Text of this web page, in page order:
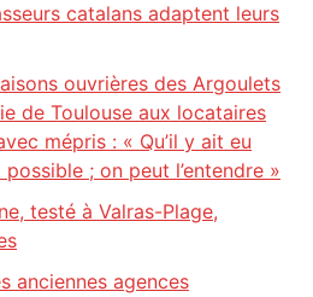
catalans adaptent leurs
ouvrières des Argoulets
de Toulouse aux locataires
mépris : « Qu’il y ait eu
possible ; on peut l’entendre »
testé à Valras-Plage,
anciennes agences